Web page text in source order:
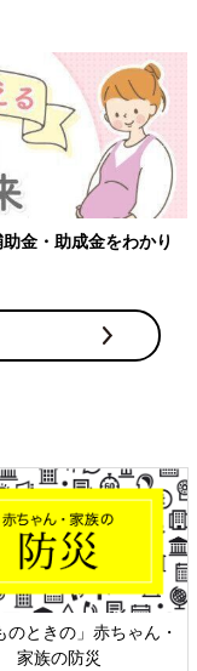
金・助成金をわかり
のときの」赤ちゃん・
家族の防災